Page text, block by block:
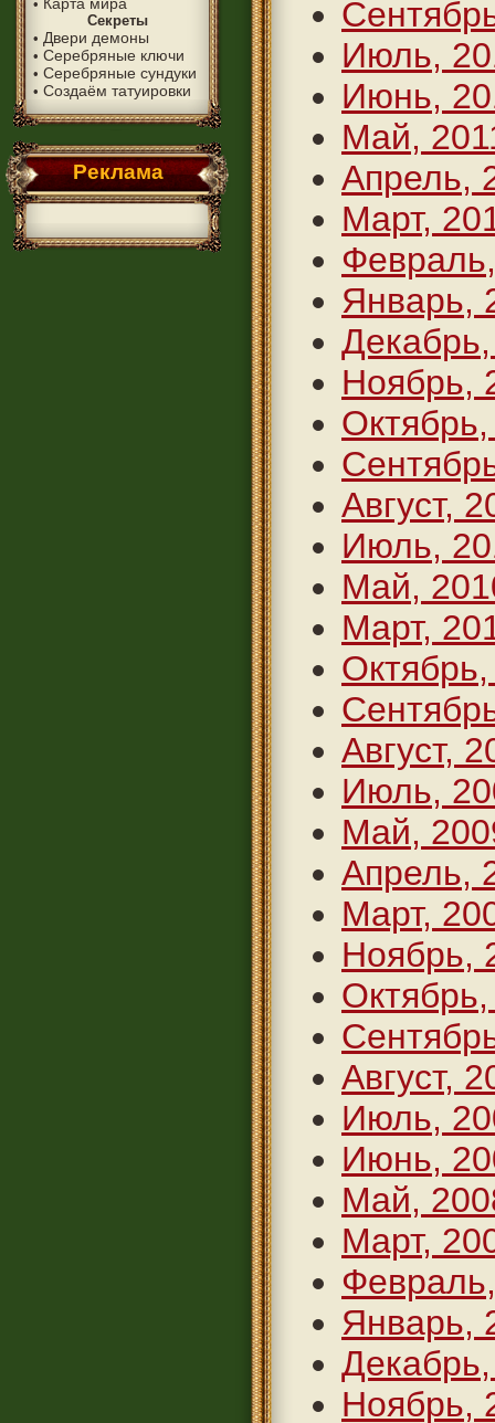
•
Секреты
• Двери демоны
• Серебряные ключи
• Серебряные сундуки
• Создаём татуировки
Реклама
Июль,
Июнь,
Май,
Апрель,
Март,
Январь,
Ноябрь,
Август,
Июль,
Май,
Март,
Август,
Июль,
Май,
Апрель,
Март,
Ноябрь,
Август,
Июль,
Июнь,
Май,
Март,
Январь,
Ноябрь,